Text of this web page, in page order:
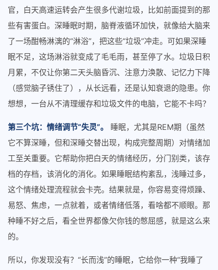
官，白天高速运转会产生很多代谢垃圾，比如前面提到的那
些有害蛋白。深睡眠时期，脑脊液循环加快，就像给大脑来
了一场酣畅淋漓的“淋浴”，把这些“垃圾”冲走。可如果深睡
眠不足，这场淋浴就变成了毛毛雨，甚至停了水。垃圾日积
月累，不仅让你第二天头脑昏沉、注意力涣散、记忆力下降
（感觉脑子锈住了），从长远看，还是认知衰退的隐患。你
想想，一台从不清理缓存和垃圾文件的电脑，它能不卡吗？
第三个坑：情绪调节“失灵”。
睡眠，尤其是REM期（虽然
它不算深睡，但和深睡交替出现，构成完整周期）对情绪加
工至关重要。它帮助你把白天的情绪经历，分门别类，该存
档的存档，该消化的消化。如果睡眠结构紊乱，浅睡过多，
这个情绪处理流程就会卡壳。结果就是，你容易变得烦躁、
易怒、焦虑，一点就着，或者情绪低落，看啥都不顺眼。那
种睡不好之后，看全世界都像欠你钱的憋屈感，就是这么来
的。
所以，你发现没有？“长而浅”的睡眠，它给你一种“我睡了